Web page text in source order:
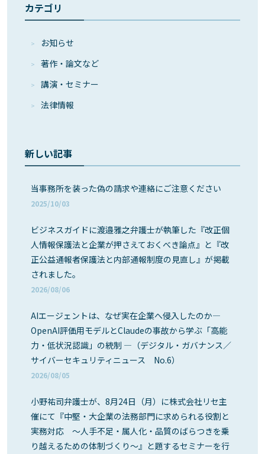
カテゴリ
お知らせ
著作・論⽂など
講演・セミナー
法律情報
新しい記事
当事務所を装った偽の請求や連絡にご注意ください
2025/10/03
ビジネスガイドに渡邉雅之弁護士が執筆した『改正個
人情報保護法と企業が押さえておくべき論点』と『改
正公益通報者保護法と内部通報制度の見直し』が掲載
されました。
2026/08/06
AIエージェントは、なぜ実在企業へ侵入したのか―
OpenAI評価用モデルとClaudeの事故から学ぶ「高能
力・低状況認識」の統制 ―（デジタル・ガバナンス／
サイバーセキュリティニュース No.6）
2026/08/05
小野祐司弁護士が、8月24日（月）に株式会社リセ主
催にて『中堅・大企業の法務部門に求められる役割と
実務対応 ～人手不足・属人化・品質のばらつきを乗
り越えるための体制づくり～』と題するセミナーを行